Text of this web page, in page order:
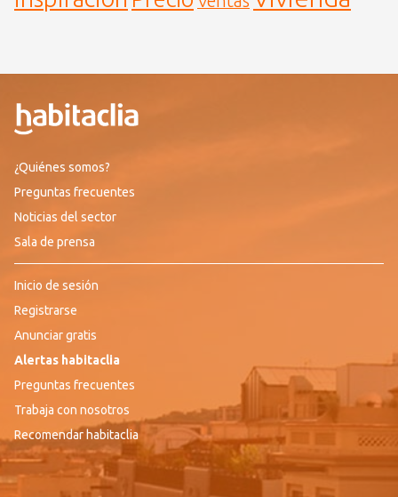
¿Quiénes somos?
Preguntas frecuentes
Noticias del sector
Sala de prensa
Inicio de sesión
Registrarse
Anunciar gratis
Alertas habitaclia
Preguntas frecuentes
Trabaja con nosotros
Recomendar habitaclia